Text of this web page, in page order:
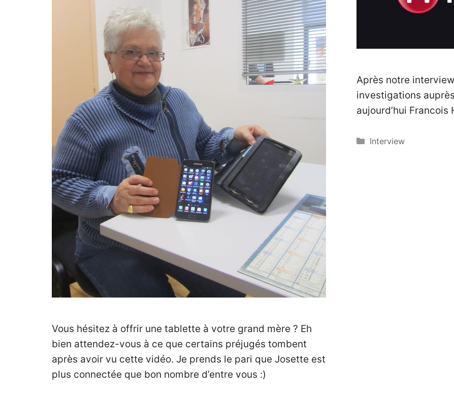
Vous hésitez à offrir une tablette à votre grand mère ? Eh
bien attendez-vous à ce que certains préjugés tombent
après avoir vu cette vidéo. Je prends le pari que Josette est
plus connectée que bon nombre d’entre vous :)
Après notre
investigations
aujourd’hui
Catégories
Interview